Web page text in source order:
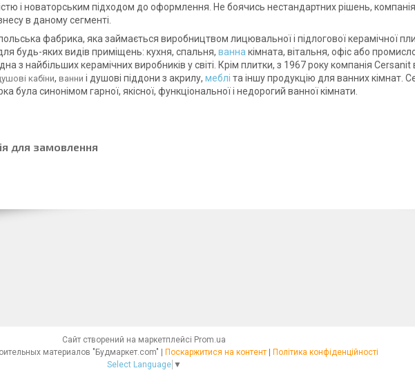
і новаторським підходом до оформлення. Не боячись нестандартних рішень,
в даному сегменті.
фабрика, яка займається виробництвом лицювальної і підлогової керамічної
будь-яких видів приміщень: кухня, спальня, ванна кімната, вітальня, офіс або
з найбільших керамічних виробників у світі. Крім плитки, з 1967 року компанія Cersanit
кабіни, ванни і душові піддони з акрилу, меблі та іншу продукцію для ванних кімнат.
була синонімом гарної, якісної, функціональної і недорогий ванної кімнати.
для замовлення
Сайт створений на маркетплейсі Prom.ua
Интернет - магазин строительных материалов "Будмаркет.com" | Поскаржитися на контент | Політика конфіденційності
Select Language ▼